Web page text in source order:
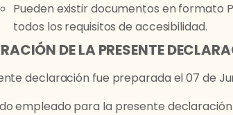
Pueden existir documentos en formato
todos los requisitos de accesibilidad.
DE LA PRESENTE
declaración fue preparada el 07 de
empleado para la presente